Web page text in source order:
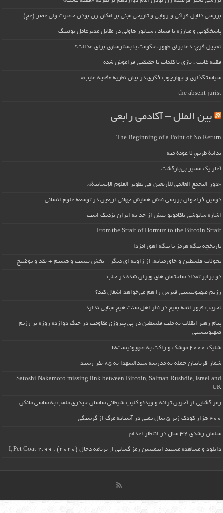
بررسی دلایل قرآنی و روایی و تاریخی مبنی بر امکان زن بودن حضرت ولی عصر (عج)
پاسخگویی و مبارزه با فساد ، سناتور هاولی در مقابل مدیرعامل بوئینگ
تعجیل فرج: دعا برای ظهور، حکومت یا بسترسازی برای عدالت؟
فقیه غایب ، بازی با کلمات یا حقیقتی فراموش شده
سیاستگذاری و چهارچوب فکری در بیان نظریه «فقیه غایب»
the absent jurist
بین الملل – آکادمی رابعی
The Beginning of a Point of No Return
بداية طريقٍ لا عودة منه
آغاز یک مسیر بی‌بازگشت
«دور التجمع العالمي للأربعين في تطوير العلوم الإنسانية».
دومین فراخوان بررسی نقش همایش جهانی اربعین در توسعه علوم انسانی
اشاره ساتوشی ناکاموتو بیش از حد به ایران نزدیک است
From the Strait of Hormuz to the Bitcoin Strait
تاریخچه تنگه هرمز یا تنگه اهورامزدا
تحولات فلسطین و خاورمیانه، از زاویه ای دیگر – بخش بیست و هشتم + نقد و توضیح
دو برابر تعداد ساختمان های ویران شده در حلب
رژیم صهیونیستی قبرس را هم می‌خواهد اشغال کند؟
تخریب قبور ائمه بقیع در نظر اهل سنت هیچ مبنایی ندارد
پیام رهبر انقلاب به ملت فلسطین در پی پیروزی مقاومت در جنگ دوازده روزه بر رژیم
صهیونیستی
شلیک ۲۰۰۰ موشک و راکت به صهیونیست‌ها
شمار قربانیان حمله به مدرسه سیدالشهدا به ۸۵ نفر رسید
Satoshi Nakamoto missing link between Bitcoin, Salman Rushdie, Israel and
UK
رمز گشایی از آخرین ترانه و ویدئو کلیپ شیطانی ساسان حیدری ملقب به ساسی مانکن
۴۰۰ هزار کودک زیر ۵ سال یمنی در آستانه مرگ از گرسنگی
سلمان رشدی ۳۲ سال در انتظار اعدام
دانلود و مشاهده مستند انیمیشن رمز گشایی از برنامه دجال (۲۰۲۰) : I, Pet Goat 2.99